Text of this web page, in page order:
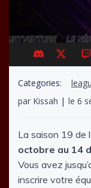
Categories:
par Kissah | le 6
La saison 19 de
octobre au 14
Vous avez
inscrire votre